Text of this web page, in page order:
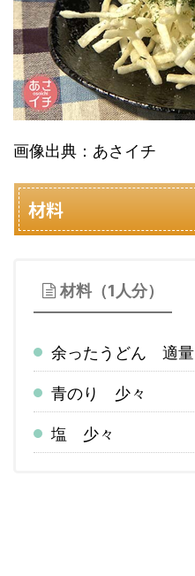
画像出典：あさイチ
材料
材料（1人分）
余ったうどん 適量
青のり 少々
塩 少々